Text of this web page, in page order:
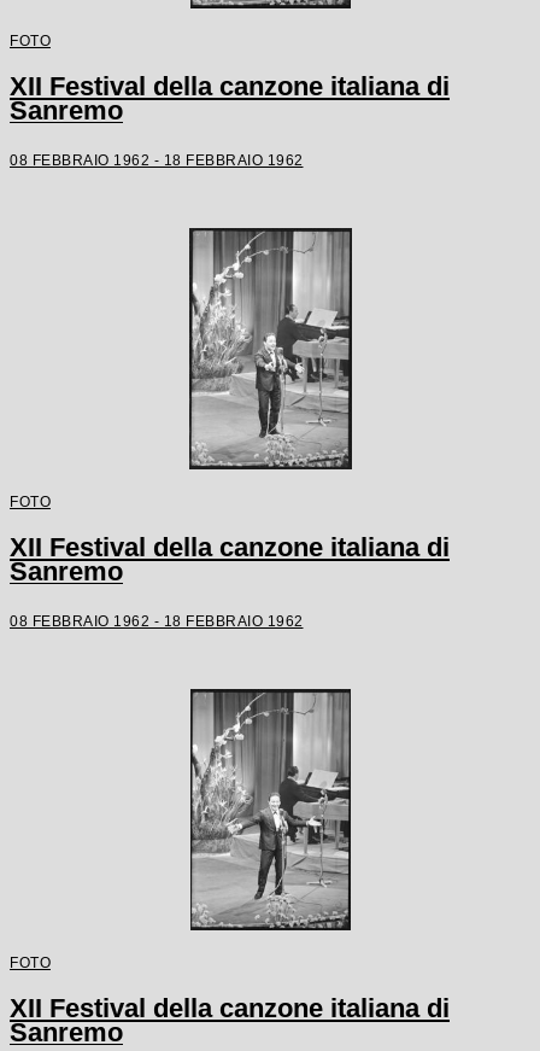
FOTO
XII Festival della canzone italiana di
Sanremo
08 FEBBRAIO 1962 - 18 FEBBRAIO 1962
FOTO
XII Festival della canzone italiana di
Sanremo
08 FEBBRAIO 1962 - 18 FEBBRAIO 1962
FOTO
XII Festival della canzone italiana di
Sanremo